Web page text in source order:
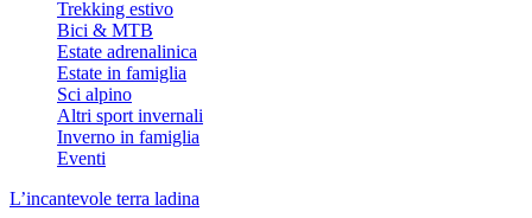
Trekking estivo
Bici & MTB
Estate adrenalinica
Estate in famiglia
Sci alpino
Altri sport invernali
Inverno in famiglia
Eventi
L’incantevole terra ladina